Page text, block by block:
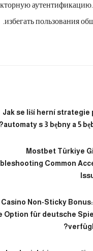
аутентификацию.
избегать пользования
Jak se liší herní strategie
automaty s 3 bębny a 5
Mostbet Türkiye
Common
Casino Non-Sticky
Option für deutsche